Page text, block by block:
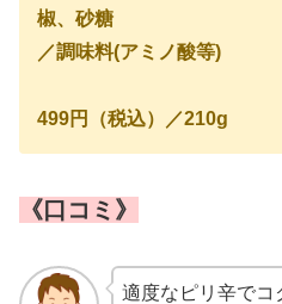
椒、砂糖
／調味料(アミノ酸等)
499円（税込）／210g
《口コミ》
適度なピリ辛でコ